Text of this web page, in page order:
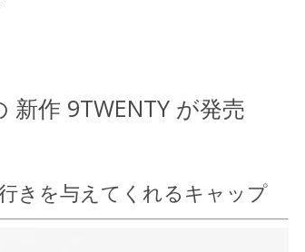
新作 9TWENTY が発売
きを与えてくれるキャップ